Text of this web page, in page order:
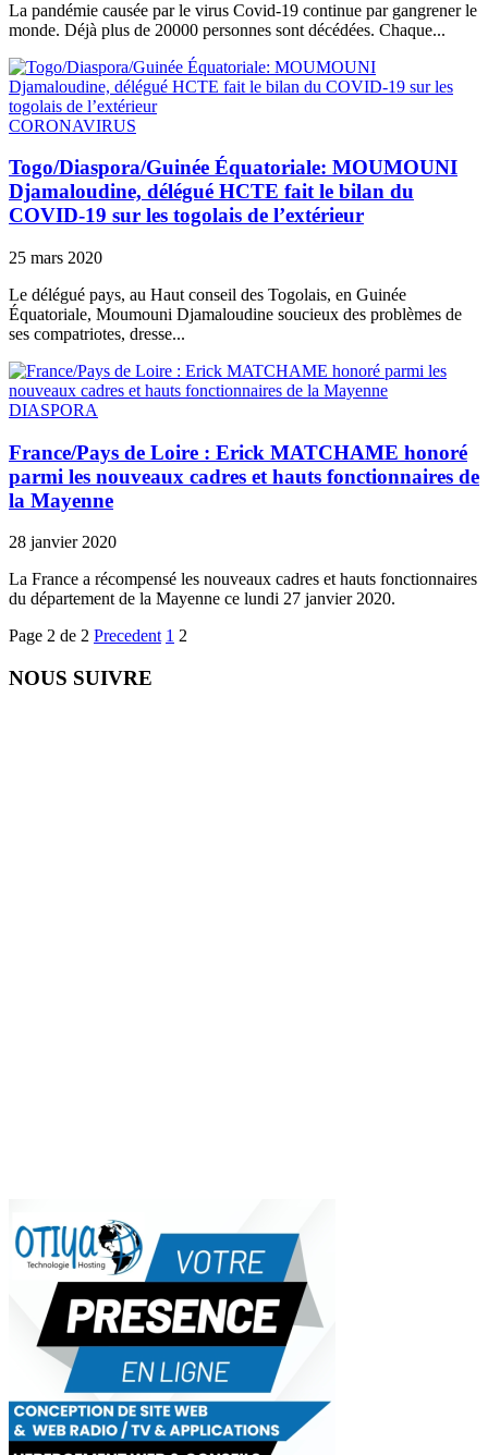
La pandémie causée par le virus Covid-19 continue par gangrener le
monde. Déjà plus de 20000 personnes sont décédées. Chaque...
CORONAVIRUS
Togo/Diaspora/Guinée Équatoriale: MOUMOUNI
Djamaloudine, délégué HCTE fait le bilan du
COVID-19 sur les togolais de l’extérieur
25 mars 2020
Le délégué pays, au Haut conseil des Togolais, en Guinée
Équatoriale, Moumouni Djamaloudine soucieux des problèmes de
ses compatriotes, dresse...
DIASPORA
France/Pays de Loire : Erick MATCHAME honoré
parmi les nouveaux cadres et hauts fonctionnaires de
la Mayenne
28 janvier 2020
La France a récompensé les nouveaux cadres et hauts fonctionnaires
du département de la Mayenne ce lundi 27 janvier 2020.
Page 2 de 2 Precedent 1 2
NOUS SUIVRE